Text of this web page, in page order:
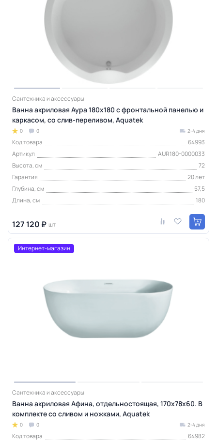
Сантехника и аксессуары
Ванна акриловая Аура 180x180 с фронтальной панелью и
каркасом, со слив-переливом, Aquatek
0 0 2-4 дня
Код товара
64993
Артикул
AUR180-0000033
Высота, см
72
Гарантия
20 лет
Глубина, см
57,5
Длина, см
180
127 120 ₽ шт
Интернет-магазин
Сантехника и аксессуары
Ванна акриловая Афина, отдельностоящая, 170х78х60. В
комплекте со сливом и ножками, Aquatek
0 0 2-4 дня
Код товара
64982